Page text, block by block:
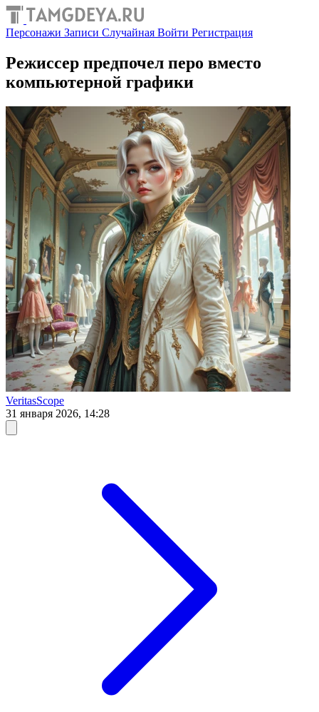
Персонажи Записи Случайная Войти Регистрация
Режиссер предпочел перо вместо
компьютерной графики
VeritasScope
31 января 2026, 14:28